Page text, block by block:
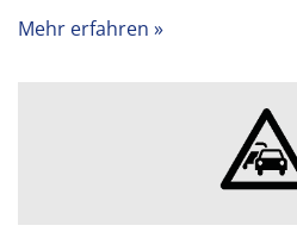
Mehr erfahren